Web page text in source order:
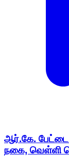
ஆர்.கே.
நகை, வெள்ளி